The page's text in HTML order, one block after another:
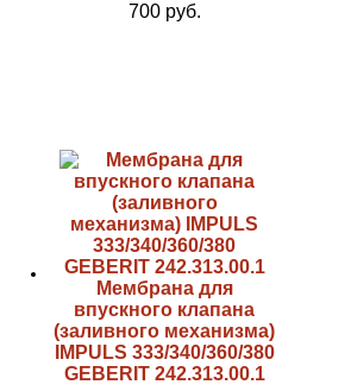
700 руб.
Мембрана для
впускного клапана
(заливного механизма)
IMPULS 333/340/360/380
GEBERIT 242.313.00.1